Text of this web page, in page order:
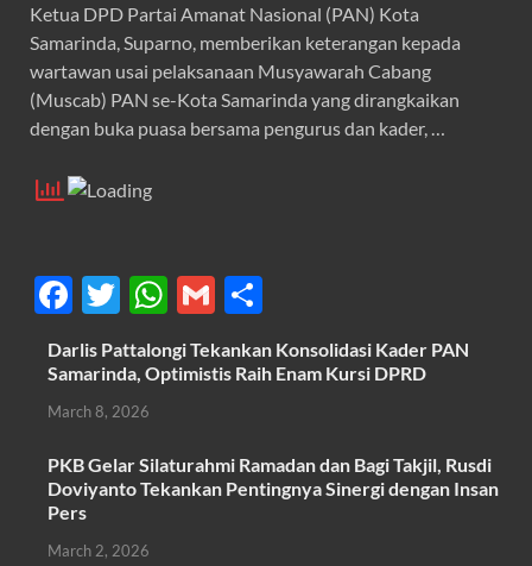
Ketua DPD Partai Amanat Nasional (PAN) Kota
Samarinda, Suparno, memberikan keterangan kepada
wartawan usai pelaksanaan Musyawarah Cabang
(Muscab) PAN se-Kota Samarinda yang dirangkaikan
dengan buka puasa bersama pengurus dan kader, …
F
ac
e
b
o
o
k
T
w
itt
er
W
h
at
A
p
G
m
ail
h
ar
Darlis Pattalongi Tekankan Konsolidasi Kader PAN
Samarinda, Optimistis Raih Enam Kursi DPRD
March 8, 2026
PKB Gelar Silaturahmi Ramadan dan Bagi Takjil, Rusdi
Doviyanto Tekankan Pentingnya Sinergi dengan Insan
Pers
March 2, 2026